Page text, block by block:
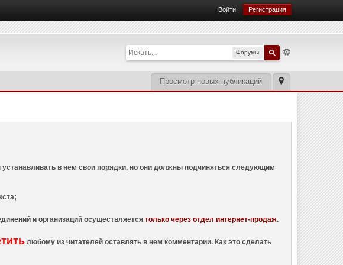
Войти Регистрация
Форумы
Просмотр новых публикаций
устанавливать в нем свои порядки, но они должны подчиняться следующим
и организаций осуществляетсятолько через отдел интернет-продаж.
любому из читателей оставлять в нем комментарии. Как это сделать